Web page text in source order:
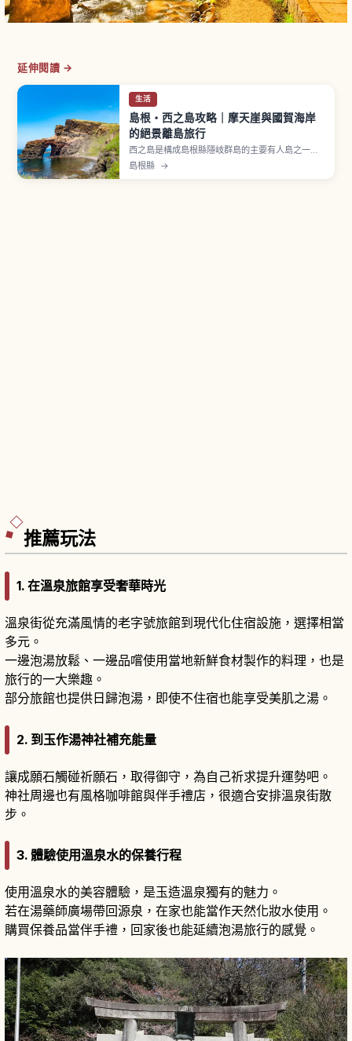
延伸閱讀 →
生活
島根・西之島攻略｜摩天崖與國賀海岸
的絕景離島旅行
西之島是構成島根縣隱岐群島的主要有人島之一，
屬於島前區域。隱岐群島已被認定為 UNESCO 世
界地質公園。代表性觀光景點「摩天崖」是海拔
島根縣 →
推薦玩法
1. 在溫泉旅館享受奢華時光
溫泉街從充滿風情的老字號旅館到現代化住宿設施，選擇相當
多元。
一邊泡湯放鬆、一邊品嚐使用當地新鮮食材製作的料理，也是
旅行的一大樂趣。
部分旅館也提供日歸泡湯，即使不住宿也能享受美肌之湯。
2. 到玉作湯神社補充能量
讓成願石觸碰祈願石，取得御守，為自己祈求提升運勢吧。
神社周邊也有風格咖啡館與伴手禮店，很適合安排溫泉街散
步。
3. 體驗使用溫泉水的保養行程
使用溫泉水的美容體驗，是玉造溫泉獨有的魅力。
若在湯藥師廣場帶回源泉，在家也能當作天然化妝水使用。
購買保養品當伴手禮，回家後也能延續泡湯旅行的感覺。